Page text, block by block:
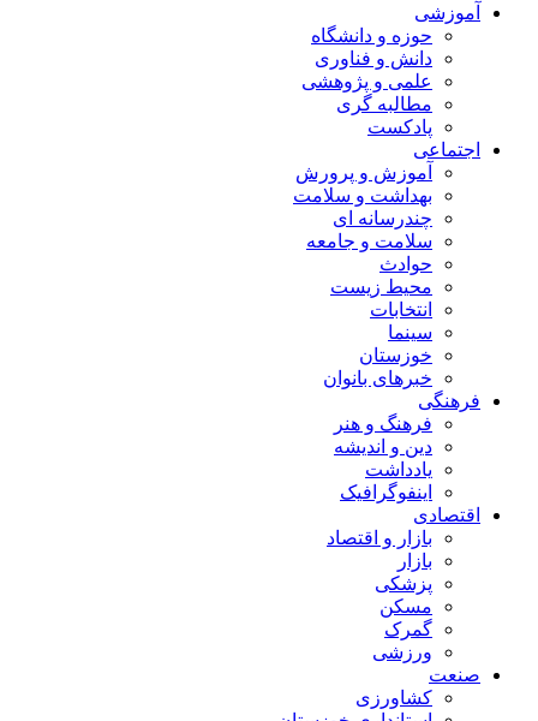
آموزشی
حوزه و دانشگاه
دانش و فناوری
علمی و پژوهشی
مطالبه گری
پادکست
اجتماعی
آموزش و پرورش
بهداشت و سلامت
چندرسانه ای
سلامت و جامعه
حوادث
محیط زیست
انتخابات
سینما
خوزستان
خبرهای بانوان
فرهنگی
فرهنگ و هنر
دین و اندیشه
یادداشت
اینفوگرافیک
اقتصادی
بازار و اقتصاد
بازار
پزشکی
مسکن
گمرک
ورزشی
صنعت
کشاورزی